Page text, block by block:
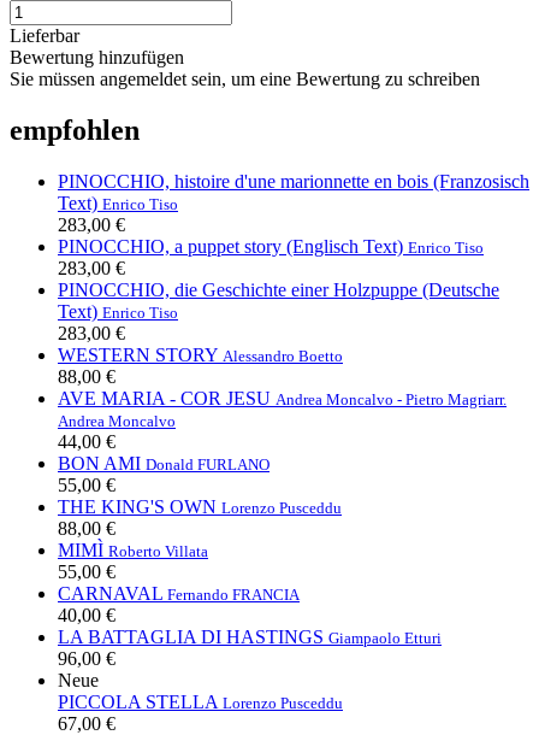
Lieferbar
Bewertung hinzufügen
Sie müssen angemeldet sein, um eine Bewertung zu schreiben
empfohlen
PINOCCHIO, histoire d'une marionnette en bois (Franzosisch
Text) Enrico Tiso
283,00 €
PINOCCHIO, a puppet story (Englisch Text) Enrico Tiso
283,00 €
PINOCCHIO, die Geschichte einer Holzpuppe (Deutsche
Text) Enrico Tiso
283,00 €
WESTERN STORY Alessandro Boetto
88,00 €
AVE MARIA - COR JESU Andrea Moncalvo - Pietro Magriarr.
Andrea Moncalvo
44,00 €
BON AMI Donald FURLANO
55,00 €
THE KING'S OWN Lorenzo Pusceddu
88,00 €
MIMÌ Roberto Villata
55,00 €
CARNAVAL Fernando FRANCIA
40,00 €
LA BATTAGLIA DI HASTINGS Giampaolo Etturi
96,00 €
Neue
PICCOLA STELLA Lorenzo Pusceddu
67,00 €